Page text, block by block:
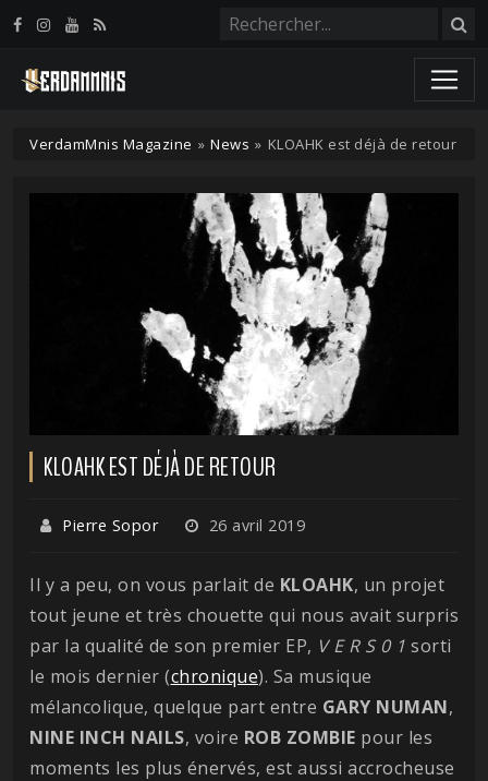
VerdamMnis Magazine » News » KLOAHK est déjà de retour
KLOAHK EST DÉJÀ DE RETOUR
Pierre Sopor 26 avril 2019
Il y a peu, on vous parlait de KLOAHK, un projet
tout jeune et très chouette qui nous avait surpris
par la qualité de son premier EP, V E R S 0 1 sorti
le mois dernier (chronique). Sa musique
mélancolique, quelque part entre GARY NUMAN,
NINE INCH NAILS, voire ROB ZOMBIE pour les
moments les plus énervés, est aussi accrocheuse
Panneau de gestion des cookies